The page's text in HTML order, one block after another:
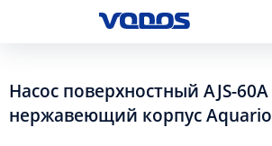
Насос поверхностный AJS-60A
нержавеющий корпус Aquario